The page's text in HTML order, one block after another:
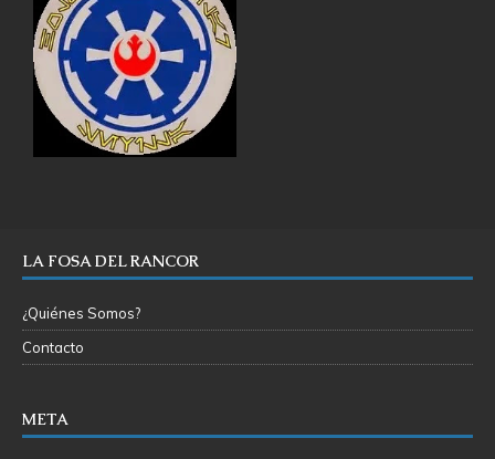
LA FOSA DEL RANCOR
¿Quiénes Somos?
Contacto
META